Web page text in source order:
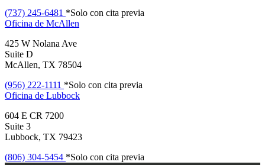
(737) 245-6481 *Solo con cita previa
Oficina de McAllen
425 W Nolana Ave
Suite D
McAllen, TX 78504
(956) 222-1111 *Solo con cita previa
Oficina de Lubbock
604 E CR 7200
Suite 3
Lubbock, TX 79423
(806) 304-5454 *Solo con cita previa